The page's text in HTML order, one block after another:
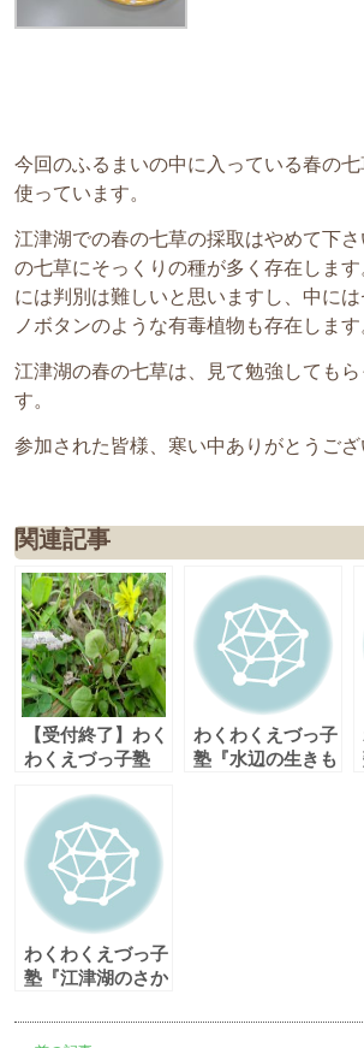
今回のふるまいの中に入っている春の
使っています。
江津湖での春の七草の採取はやめて下
の七草にそっくりの種が多く存在します
には判別は難しいと思いますし、中に
ノボタンのような有毒植物も存在します
江津湖の春の七草は、見て勉強してもら
す。
参加された皆様、寒い中ありがとうござ
関連記事
【受付終了】わく
わくえづっ子塾
を探してみよう」
わくわくえづっ子
塾『水辺の生きも
わくわくえづっ子
塾『江津湖のさか
ィッシング』